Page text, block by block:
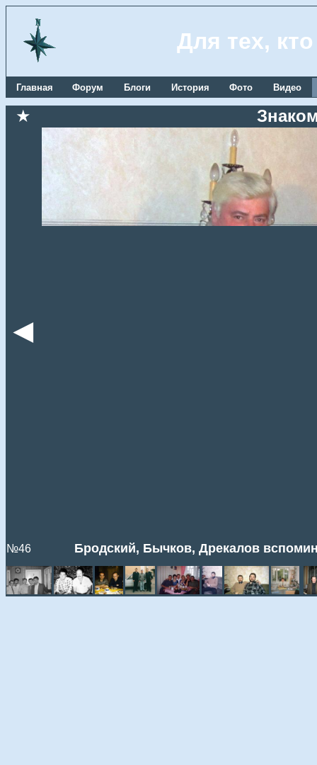
Для тех,
Главная Форум Блоги История Фото Видео
★
◄
№46 Бродский, Бычков, Дрекалов